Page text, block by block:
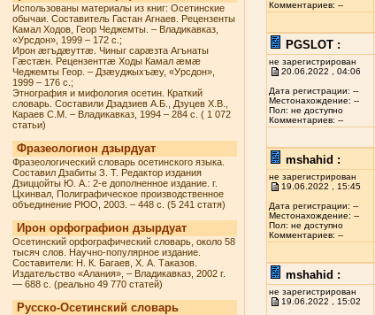
Использованы материалы из книг: Осетинские
обычаи. Составитель Гастан Агнаев. Рецензенты
Камал Ходов, Геор Чеджемты. – Владикавказ,
«Урсдон», 1999 – 172 с.;
Ирон æгъдæуттæ. Чиныг сарæзта Агънаты
Гæстæн. Рецензенттæ Ходы Камал æмæ
Чеджемты Геор. – Дзæуджыхъæу, «Урсдон»,
1999 – 176 с.;
Этнография и мифология осетин. Краткий
словарь. Составили Дзадзиев А.Б., Дзуцев Х.В.,
Караев С.М. – Владикавказ, 1994 – 284 с. ( 1 072
статьи)
Фразеологион дзырдуат
Фразеологический словарь осетинского языка.
Составил Дзабиты З. Т. Редактор издания
Дзиццойты Ю. А.: 2-е дополненное издание. г.
Цхинвал, Полиграфическое производственное
объединение РЮО, 2003. – 448 с. (5 241 статя)
Ирон орфографион дзырдуат
Осетинский орфографический словарь, около 58
тысяч слов. Научно-популярное издание.
Составители: Н. К. Багаев, Х. А. Таказов.
Издательство «Алания», – Владикавказ, 2002 г.
— 688 с. (реально 49 770 статей)
Русско-Осетинский словарь
Комментариев: --
PGSLOT :
не зарегистрирован
20.06.2022 , 04:06
Дата регистрации: --
Местонахождение: --
Пол: не доступно
Комментариев: --
mshahid :
не зарегистрирован
19.06.2022 , 15:45
Дата регистрации: --
Местонахождение: --
Пол: не доступно
Комментариев: --
mshahid :
не зарегистрирован
19.06.2022 , 15:02